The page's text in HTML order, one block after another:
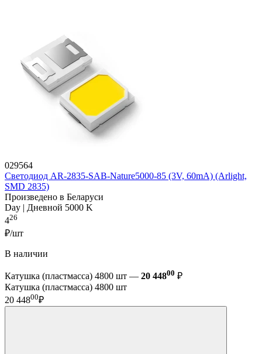
029564
Светодиод AR-2835-SAB-Nature5000-85 (3V, 60mA) (Arlight,
SMD 2835)
Произведено в Беларуси
Day | Дневной 5000 K
426
₽/шт
В наличии
Катушка (пластмасса) 4800 шт — 20 44800 ₽
Катушка (пластмасса) 4800 шт
20 44800₽